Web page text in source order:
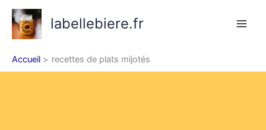
Aller
contenu
labellebiere.fr
Accueil recettes de plats mijotés